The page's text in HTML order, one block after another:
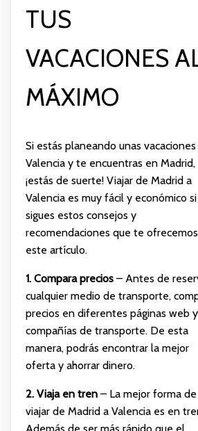
TUS
VACACIONES
MÁXIMO
Si estás planeando unas
Valencia y te encuentras en Madrid,
¡estás de suerte! Viajar de Madrid a
Valencia es muy fácil y económico si
sigues estos consejos y
recomendaciones que te
este artículo.
1. Compara precios– Antes de
cualquier medio de transporte,
precios en diferentes páginas web y
compañías de transporte. De esta
manera, podrás encontrar la mejor
oferta y ahorrar dinero.
2. Viaja en tren– La mejor forma de
viajar de Madrid a Valencia es en